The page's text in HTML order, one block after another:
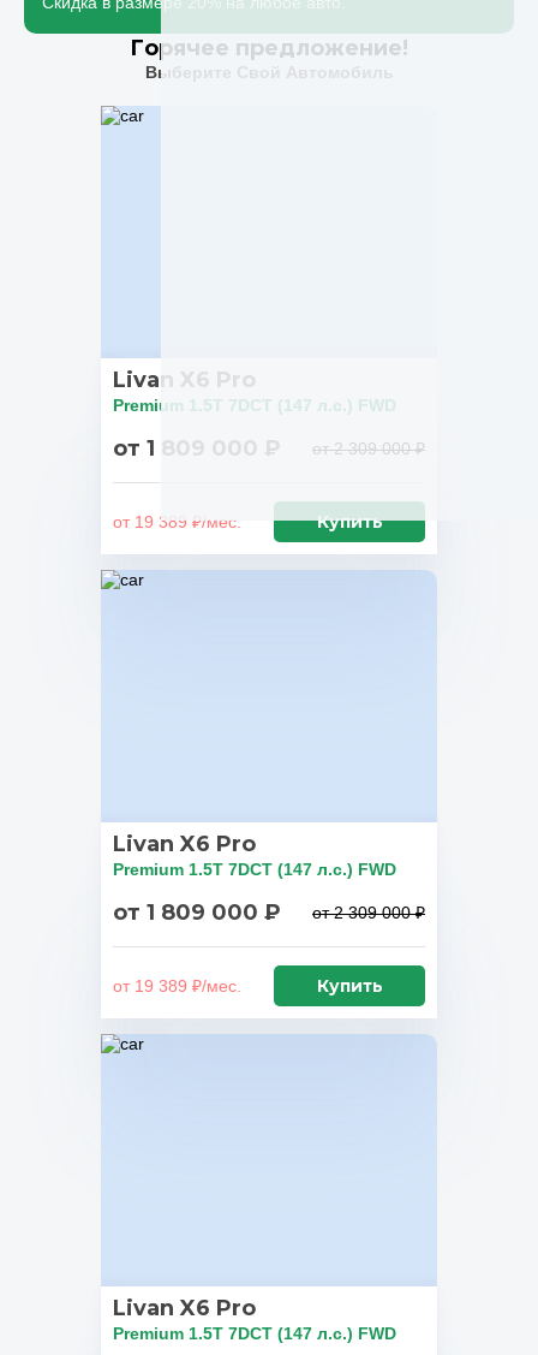
Горячее предложение!
Выберите Свой Автомобиль
Livan X6 Pro
Premium 1.5T 7DCT (147 л.с.) FWD
от 1 809 000 ₽ от 2 309 000 ₽
от 19 389 ₽/мес. Купить
Livan X6 Pro
Premium 1.5T 7DCT (147 л.с.) FWD
от 1 809 000 ₽ от 2 309 000 ₽
от 19 389 ₽/мес. Купить
Livan X6 Pro
Premium 1.5T 7DCT (147 л.с.) FWD